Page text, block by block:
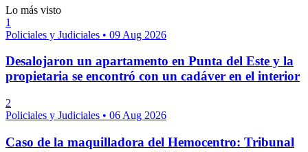
Lo más visto
1
Policiales y Judiciales • 09 Aug 2026
Desalojaron un apartamento en Punta del Este y la
propietaria se encontró con un cadáver en el interior
2
Policiales y Judiciales • 06 Aug 2026
Caso de la maquilladora del Hemocentro: Tribunal